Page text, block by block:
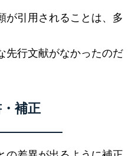
が引用されることは、多
先行文献がなかったのだ
補正